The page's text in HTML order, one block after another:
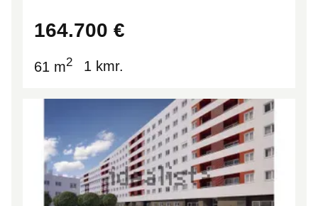
164.700 €
61 m2 1 kmr.